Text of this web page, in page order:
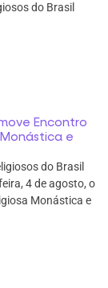
do Brasil
Encontro
e
do Brasil
4 de agosto, o
Monástica e